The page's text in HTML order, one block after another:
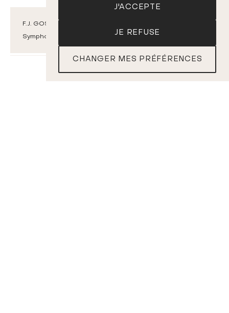
J'ACCEPTE
JE REFUSE
CHANGER MES PRÉFÉRENCES
F.J. GOSSEC
Symphonie à grand orchestre en ré majeur, op.13 n°3